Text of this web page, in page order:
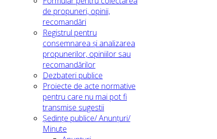
de propuneri, opinii,
recomandări
Registrul pentru
consemnarea și analizarea
propunerilor, opiniilor sau
recomandărilor
Dezbateri publice
Proiecte de acte normative
pentru care nu mai pot fi
transmise sugestii
Ședințe publice/ Anunțuri/
Minute